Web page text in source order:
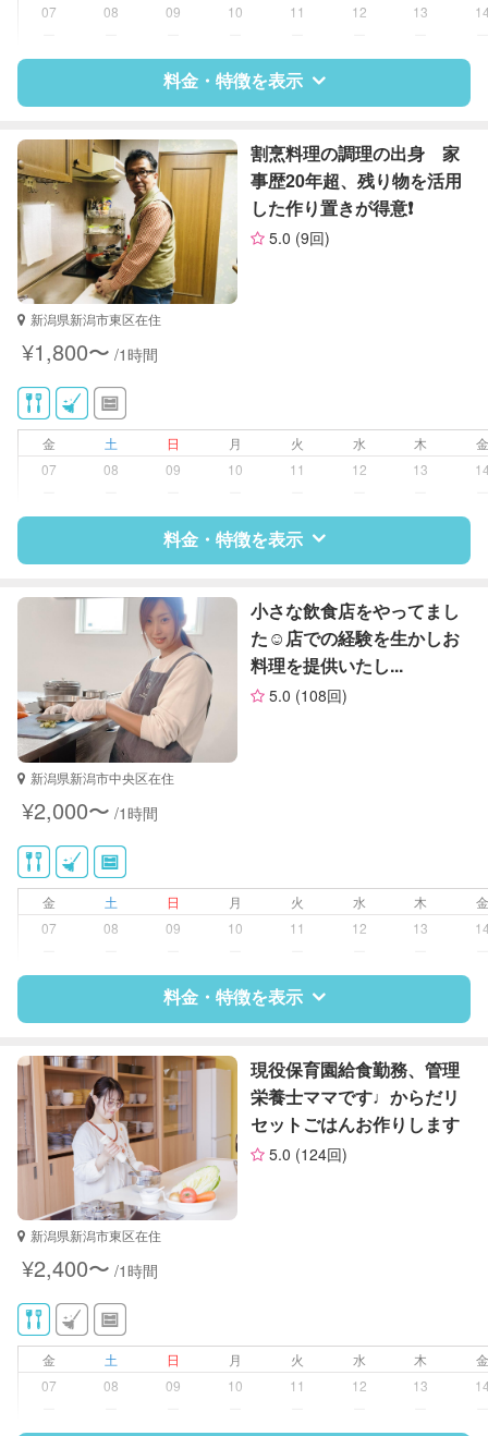
07
08 09 10 11 12 13
料金・特徴を表示
特徴 料金 レビュー
サポートの特徴
資格 なし
対応可能/特徴
掃除（洗面所、お風呂場、お手洗
近隣買い物
家庭料理
作り置き料理
片付け/整理整頓
割烹料理の調理の出身 家
事歴20年超、残り物を活用
した作り置きが得意❗️
5.0 (9回)
新潟県新潟市東区在住
¥1,800〜 /1時間
金 土 日 月 火 水 木
07
08 09 10 11 12 13
料金・特徴を表示
特徴 料金 レビュー
サポートの特徴
資格 なし
対応可能/特徴
掃除（洗面所、お風呂場、お手洗
近隣買い物
家庭料理
作り置き料理
庭の手入れ/植木の水やり
小さな飲食店をやってまし
た☺︎店での経験を生かしお
料理を提供いたし...
5.0 (108回)
新潟県新潟市中央区在住
¥2,000〜 /1時間
金 土 日 月 火 水 木
07
08 09 10 11 12 13
料金・特徴を表示
特徴 料金 レビュー
サポートの特徴
資格 なし
対応可能/特徴
掃除（洗面所、お風呂場、お手洗
家庭料理
作り置き料理
片付け/整理整頓
現役保育園給食勤務、管理
栄養士ママです♩からだリ
セットごはんお作りします
5.0 (124回)
新潟県新潟市東区在住
¥2,400〜 /1時間
金 土 日 月 火 水 木
07
08 09 10 11 12 13